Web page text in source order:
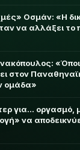
Οσμάν: «Η
να αλλάξει
στον
ομάδα»
για... οργασμό,
να